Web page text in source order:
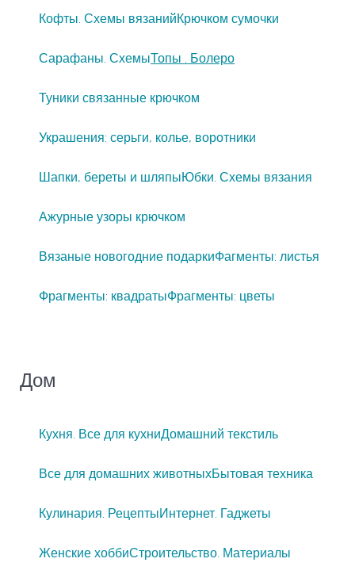
Кофты. Схемы вязанийКрючком сумочки
Сарафаны. СхемыТопы . Болеро
Туники связанные крючком
Украшения: серьги, колье, воротники
Шапки, береты и шляпыЮбки. Схемы вязания
Ажурные узоры крючком
Вязаные новогодние подаркиФагменты: листья
Фрагменты: квадратыФрагменты: цветы
Дом
Кухня. Все для кухниДомашний текстиль
Все для домашних животныхБытовая техника
Кулинария. РецептыИнтернет. Гаджеты
Женские хоббиСтроительство. Материалы